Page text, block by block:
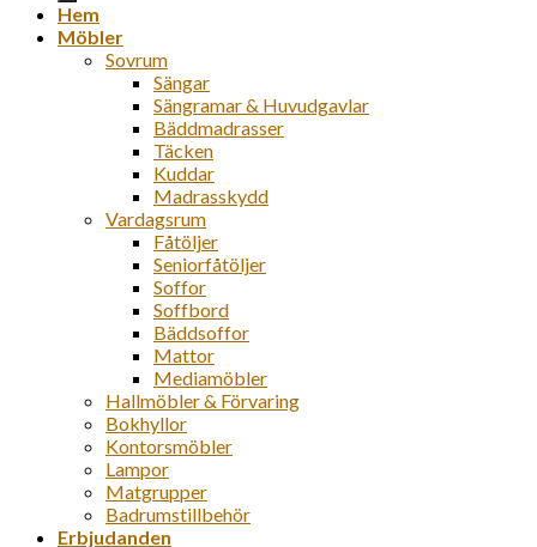
Hem
Möbler
Sovrum
Sängar
Sängramar & Huvudgavlar
Bäddmadrasser
Täcken
Kuddar
Madrasskydd
Vardagsrum
Fåtöljer
Seniorfåtöljer
Soffor
Soffbord
Bäddsoffor
Mattor
Mediamöbler
Hallmöbler & Förvaring
Bokhyllor
Kontorsmöbler
Lampor
Matgrupper
Badrumstillbehör
Erbjudanden